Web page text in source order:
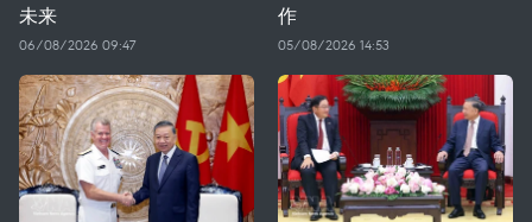
未来
06/08/2026 09:47
作
05/08/2026 14:53